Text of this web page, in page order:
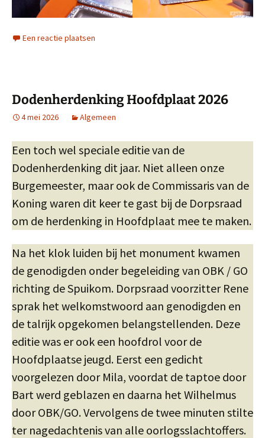
Een reactie plaatsen
Dodenherdenking Hoofdplaat 2026
4 mei 2026 Algemeen
Een toch wel speciale editie van de
Dodenherdenking dit jaar. Niet alleen onze
Burgemeester, maar ook de Commissaris van de
Koning waren dit keer te gast bij de Dorpsraad
om de herdenking in Hoofdplaat mee te maken.
Na het klok luiden bij het monument kwamen
de genodigden onder begeleiding van OBK / GO
richting de Spuikom. Dorpsraad voorzitter Rene
sprak het welkomstwoord aan genodigden en
de talrijk opgekomen belangstellenden. Deze
editie was er ook een hoofdrol voor de
Hoofdplaatse jeugd. Eerst een gedicht
voorgelezen door Mila, voordat de taptoe door
Bart werd geblazen en daarna het Wilhelmus
door OBK/GO. Vervolgens de twee minuten stilte
ter nagedachtenis van alle oorlogsslachtoffers.